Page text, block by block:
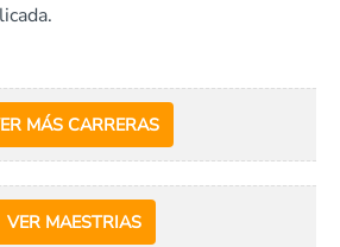
MÁS CARRERAS
VER MAESTRIAS